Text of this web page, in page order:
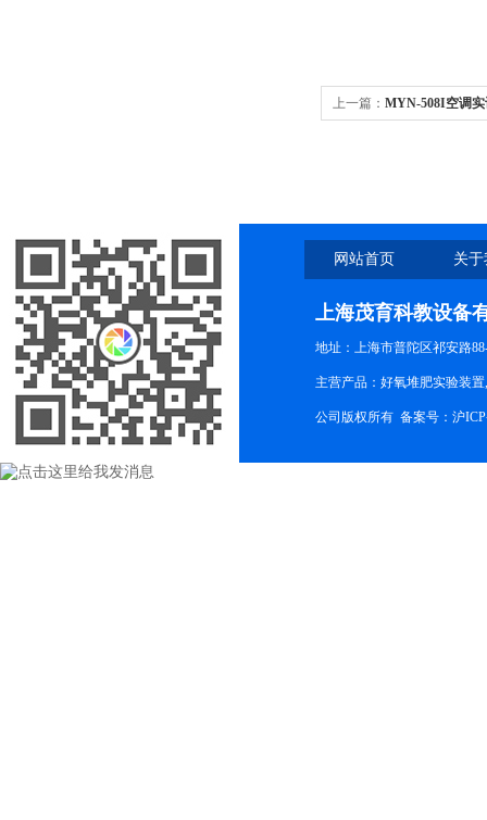
上一篇： MYN-508I空调
网站首页 关
上海茂育科教设备
地址：上海市普陀区祁安路
主营产品：好氧堆肥实验装
公司版权所有 备案号： 沪